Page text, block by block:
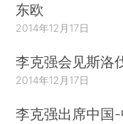
东欧
2014年12月17日
李克强会见斯洛
2014年12月17日
李克强出席中国